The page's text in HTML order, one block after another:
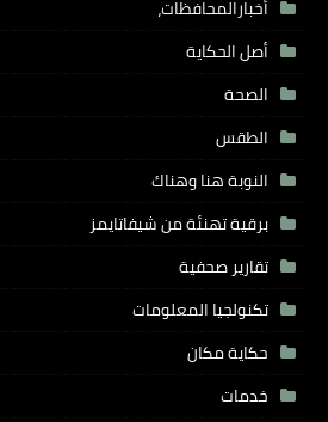
أخبارالمحافظات،
أصل الحكاية
الصحة
الطقس
النوبة هنا وهناك
برقية تهنئة من شيفاتايمز
تقارير صحفية
تكنولجيا المعلومات
حكاية مكان
خدمات